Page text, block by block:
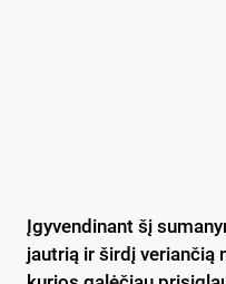
Įgyvendinant šį
jautrią ir širdį veriančią